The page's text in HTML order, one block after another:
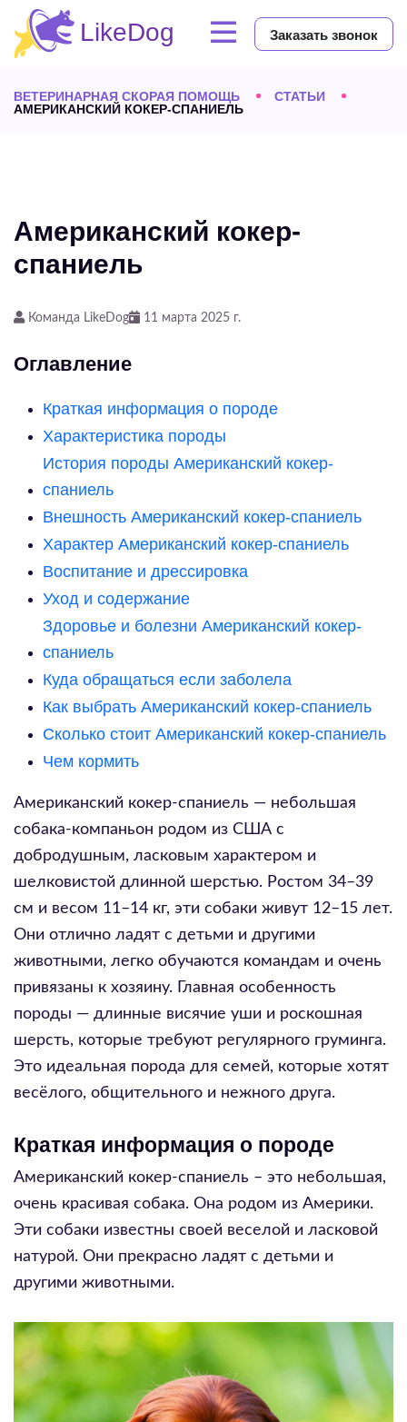
Заказать звонок
ВЕТЕРИНАРНАЯ СКОРАЯ ПОМОЩЬ
СТАТЬИ
АМЕРИКАНСКИЙ КОКЕР-СПАНИЕЛЬ
Американский кокер-
спаниель
Команда LikeDog 11 марта 2025 г.
Оглавление
Краткая информация о породе
Характеристика породы
История породы Американский кокер-
спаниель
Внешность Американский кокер-спаниель
Характер Американский кокер-спаниель
Воспитание и дрессировка
Уход и содержание
Здоровье и болезни Американский кокер-
спаниель
Куда обращаться если заболела
Как выбрать Американский кокер-спаниель
Сколько стоит Американский кокер-спаниель
Чем кормить
Американский кокер-спаниель — небольшая
собака-компаньон родом из США с
добродушным, ласковым характером и
шелковистой длинной шерстью. Ростом 34–39
см и весом 11–14 кг, эти собаки живут 12–15 лет.
Они отлично ладят с детьми и другими
животными, легко обучаются командам и очень
привязаны к хозяину. Главная особенность
породы — длинные висячие уши и роскошная
шерсть, которые требуют регулярного груминга.
Это идеальная порода для семей, которые хотят
весёлого, общительного и нежного друга.
Краткая информация о породе
Американский кокер-спаниель – это небольшая,
очень красивая собака. Она родом из Америки.
Эти собаки известны своей веселой и ласковой
натурой. Они прекрасно ладят с детьми и
другими животными.